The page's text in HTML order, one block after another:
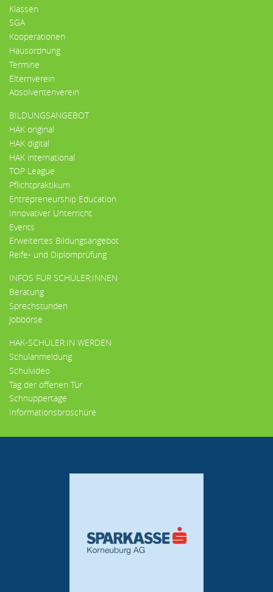
Klassen
SGA
Kooperationen
Hausordnung
Termine
Elternverein
Absolventenverein
BILDUNGSANGEBOT
HAK original
HAK digital
HAK international
TOP League
Pflichtpraktikum
Entrepreneurship Education
Innovativer Unterricht
Events
Erweitertes Bildungsangebot
Reife- und Diplomprüfung
INFOS FÜR SCHÜLER:INNEN
Beratung
Sprechstunden
Jobbörse
HAK-SCHÜLER:IN WERDEN
Schulanmeldung
Schulvideo
Tag der offenen Tür
Schnuppertage
Informationsbroschüre